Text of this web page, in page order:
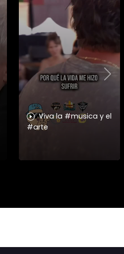
Viva la #musica y el
#arte